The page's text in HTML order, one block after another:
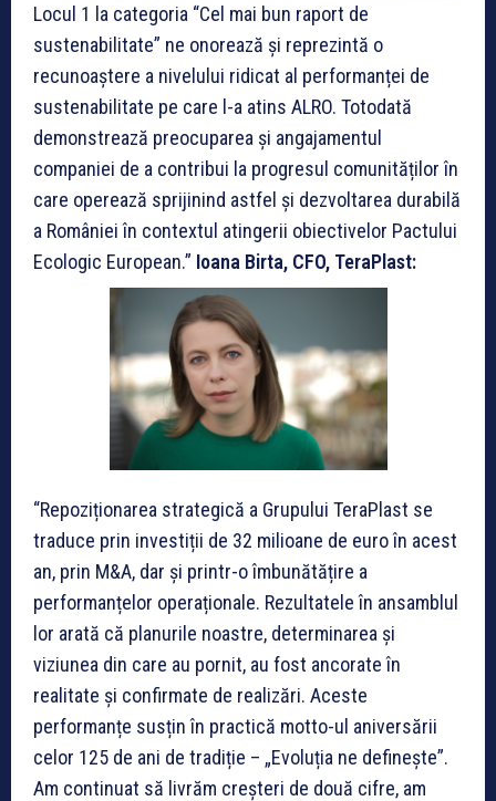
Locul 1 la categoria “Cel mai bun raport de
sustenabilitate” ne onorează și reprezintă o
recunoaștere a nivelului ridicat al performanței de
sustenabilitate pe care l-a atins ALRO. Totodată
demonstrează preocuparea și angajamentul
companiei de a contribui la progresul comunităților în
care operează sprijinind astfel și dezvoltarea durabilă
a României în contextul atingerii obiectivelor Pactului
Ecologic European.” Ioana Birta, CFO, TeraPlast:
“Repoziționarea strategică a Grupului TeraPlast se
traduce prin investiții de 32 milioane de euro în acest
an, prin M&A, dar și printr-o îmbunătățire a
performanțelor operaționale. Rezultatele în ansamblul
lor arată că planurile noastre, determinarea și
viziunea din care au pornit, au fost ancorate în
realitate și confirmate de realizări. Aceste
performanțe susțin în practică motto-ul aniversării
celor 125 de ani de tradiție – „Evoluția ne definește”.
Am continuat să livrăm creșteri de două cifre, am